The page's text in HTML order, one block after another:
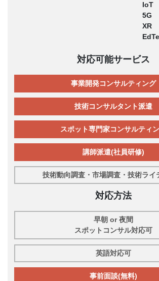
IoT
5G
XR
対応可能サービス
事業開発コンサルティング
技術コンサルタント派遣
スポット専門家コンサルティ
講師派遣(社員研修)
技術動向調査・市場調査・技術ライ
対応方法
早朝 or 夜間
スポットコンサル対応可
英語対応可
事前面談(無料)